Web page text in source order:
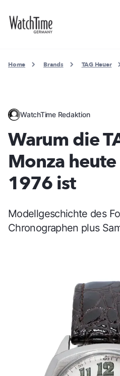
Home Brands TAG Heuer
WatchTime Redaktion
Warum die
Monza
1976 ist
Modellgeschichte des
Chronographen plus